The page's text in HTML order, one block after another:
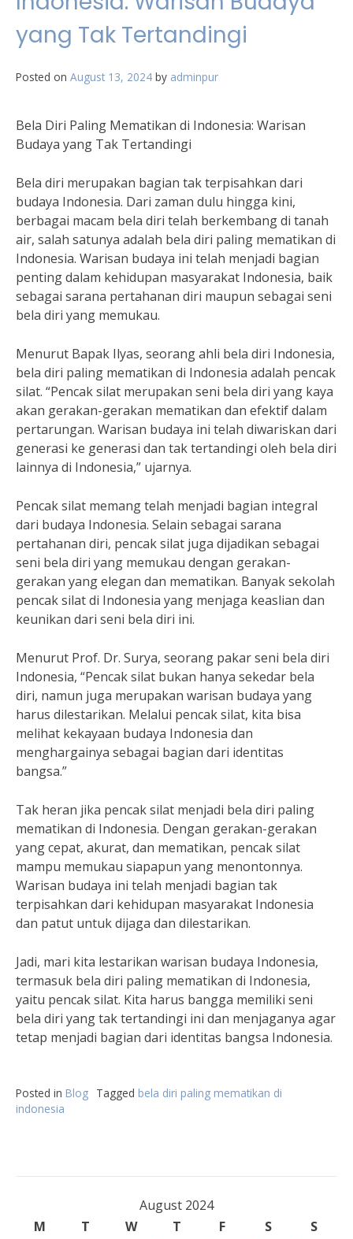
yang Tak Tertandingi
Posted on August 13, 2024 by adminpur
Bela Diri Paling Mematikan di Indonesia: Warisan
Budaya yang Tak Tertandingi
Bela diri merupakan bagian tak terpisahkan dari
budaya Indonesia. Dari zaman dulu hingga kini,
berbagai macam bela diri telah berkembang di tanah
air, salah satunya adalah bela diri paling mematikan di
Indonesia. Warisan budaya ini telah menjadi bagian
penting dalam kehidupan masyarakat Indonesia, baik
sebagai sarana pertahanan diri maupun sebagai seni
bela diri yang memukau.
Menurut Bapak Ilyas, seorang ahli bela diri Indonesia,
bela diri paling mematikan di Indonesia adalah pencak
silat. “Pencak silat merupakan seni bela diri yang kaya
akan gerakan-gerakan mematikan dan efektif dalam
pertarungan. Warisan budaya ini telah diwariskan dari
generasi ke generasi dan tak tertandingi oleh bela diri
lainnya di Indonesia,” ujarnya.
Pencak silat memang telah menjadi bagian integral
dari budaya Indonesia. Selain sebagai sarana
pertahanan diri, pencak silat juga dijadikan sebagai
seni bela diri yang memukau dengan gerakan-
gerakan yang elegan dan mematikan. Banyak sekolah
pencak silat di Indonesia yang menjaga keaslian dan
keunikan dari seni bela diri ini.
Menurut Prof. Dr. Surya, seorang pakar seni bela diri
Indonesia, “Pencak silat bukan hanya sekedar bela
diri, namun juga merupakan warisan budaya yang
harus dilestarikan. Melalui pencak silat, kita bisa
melihat kekayaan budaya Indonesia dan
menghargainya sebagai bagian dari identitas
bangsa.”
Tak heran jika pencak silat menjadi bela diri paling
mematikan di Indonesia. Dengan gerakan-gerakan
yang cepat, akurat, dan mematikan, pencak silat
mampu memukau siapapun yang menontonnya.
Warisan budaya ini telah menjadi bagian tak
terpisahkan dari kehidupan masyarakat Indonesia
dan patut untuk dijaga dan dilestarikan.
Jadi, mari kita lestarikan warisan budaya Indonesia,
termasuk bela diri paling mematikan di Indonesia,
yaitu pencak silat. Kita harus bangga memiliki seni
bela diri yang tak tertandingi ini dan menjaganya agar
tetap menjadi bagian dari identitas bangsa Indonesia.
Posted in Blog Tagged bela diri paling mematikan di
indonesia
August 2024
M
T W T F S
S